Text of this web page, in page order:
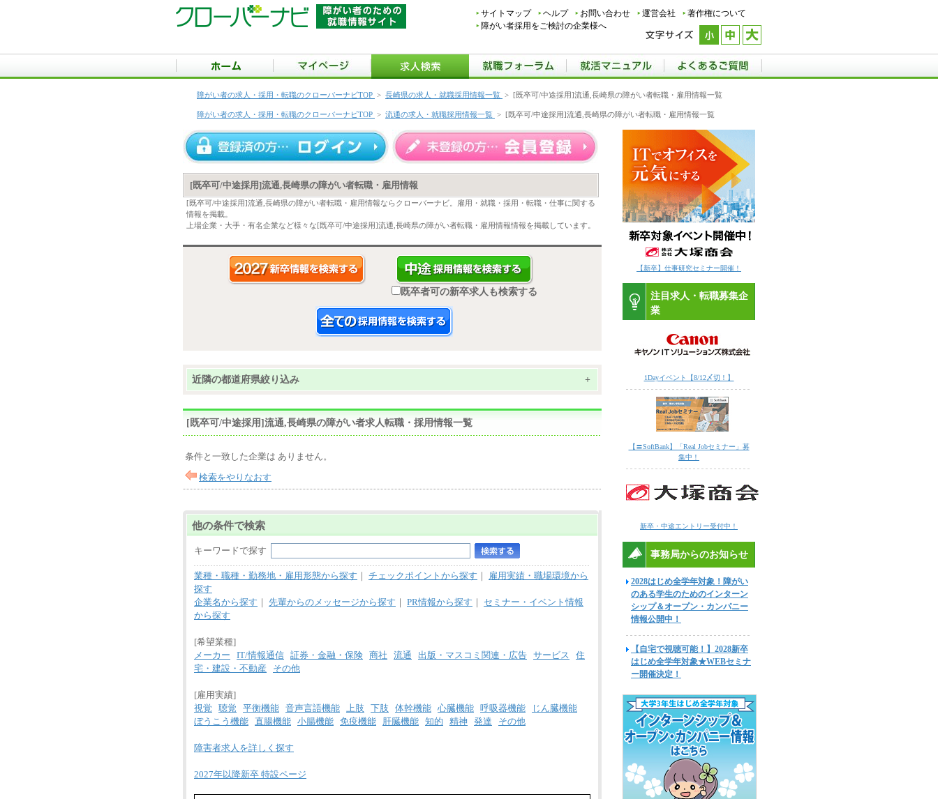
サイトマップ ヘルプ お問い合わせ 運営会社
著作権について
障がい者採用をご検討の企業様へ
障がい者の求人・採用・転職のクローバーナビTOP > 長崎県の求人・就職採用情報一覧 > [既卒可/中途採用]流通,長崎県の障がい者転職・雇用情報一覧
障がい者の求人・採用・転職のクローバーナビTOP > 流通の求人・就職採用情報一覧 > [既卒可/中途採用]流通,長崎県の障がい者転職・雇用情報一覧
[既卒可/中途採用]流通,長崎県の障がい者転職・雇用情報
[既卒可/中途採用]流通,長崎県の障がい者転職・雇用情報ならクローバーナビ。雇用・就職・採用・転職・仕事に関する
情報を掲載。
上場企業・大手・有名企業など様々な[既卒可/中途採用]流通,長崎県の障がい者転職・雇用情報情報を掲載しています。
既卒者可の新卒求人も検索する
近隣の都道府県絞り込み +
[既卒可/中途採用]流通,長崎県の障がい者求人転職・採用情報一覧
条件と一致した企業は ありません。
検索をやりなおす
他の条件で検索
キーワードで探す
業種・職種・勤務地・雇用形態から探す ｜ チェックポイントから探す ｜ 雇用実績・職場環境から
探す
企業名から探す ｜ 先輩からのメッセージから探す ｜ PR情報から探す ｜ セミナー・イベント情報
から探す
[希望業種]
メーカー
IT/情報通信 証券・金融・保険 商社 流通 出版・マスコミ関連・広告 サービス
住
宅・建設・不動産
その他
[雇用実績]
視覚
聴覚 平衡機能 音声言語機能 上肢 下肢 体幹機能 心臓機能 呼吸器機能
じん臓機能
ぼうこう機能 直腸機能 小腸機能 免疫機能 肝臓機能 知的 精神 発達 その他
障害者求人を詳しく探す
2027年以降新卒 特設ページ
【新卒】仕事研究セミナー開催！
注目求人・転職募集企
業
1Dayイベント【8/12〆切！】
【〓SoftBank】「Real Jobセミナー」募
集中！
新卒・中途エントリー受付中！
事務局からのお知らせ
2028はじめ全学年対象！障がい
のある学生のためのインターン
シップ＆オープン・カンパニー
情報公開中！
【自宅で視聴可能！】2028新卒
はじめ全学年対象★WEBセミナ
ー開催決定！